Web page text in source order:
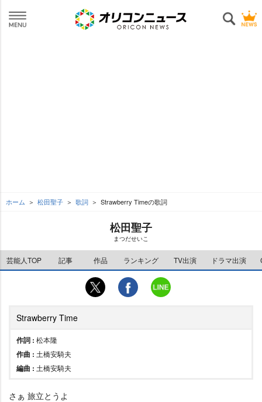
ホーム 松田聖子 歌詞 Strawberry Timeの歌詞
松田聖子
まつだせいこ
芸能人TOP 記事 作品 ランキング TV出演 ドラマ出演
Strawberry Time
作詞 : 松本隆
作曲 : 土橋安騎夫
編曲 : 土橋安騎夫
さぁ 旅立とうよ